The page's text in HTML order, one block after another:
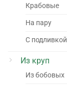
Крабовые
На пару
С подливкой
Из круп
Из бобовых